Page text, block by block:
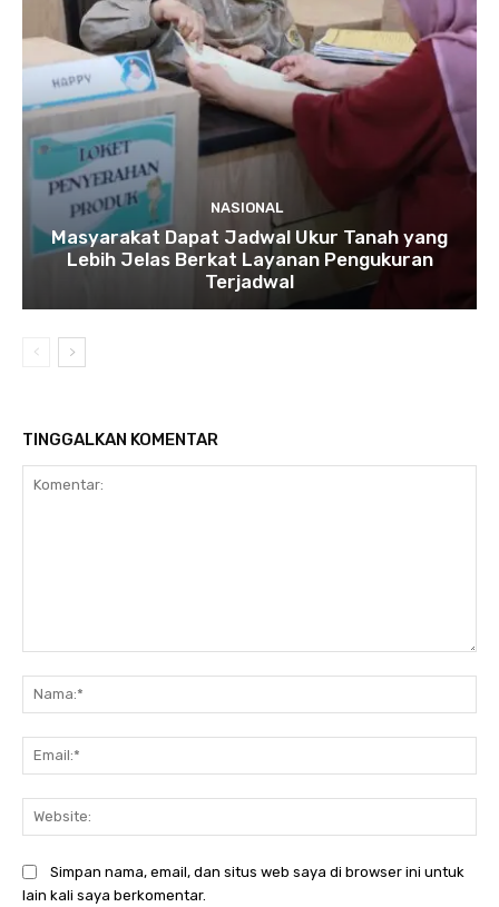
NASIONAL
Masyarakat Dapat Jadwal Ukur Tanah yang
Lebih Jelas Berkat Layanan Pengukuran
Terjadwal
TINGGALKAN KOMENTAR
Simpan nama, email, dan situs web saya di browser ini untuk
lain kali saya berkomentar.